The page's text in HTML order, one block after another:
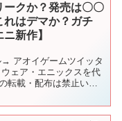
ークか？発売は〇〇
はデマか？ガチ
新作】
アオイゲームツイッタ
ェア・エニックスを代
転載・配布は禁止いた